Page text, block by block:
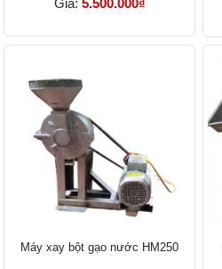
Máy xay bột gạo nước HM250